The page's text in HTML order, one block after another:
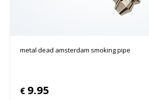
metal dead amsterdam smoking pipe
€ 9.95